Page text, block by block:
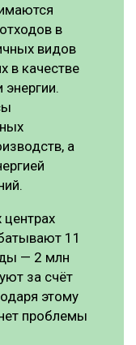
в
видов
в качестве
а
11
— 2 млн
за счёт
этому
проблемы